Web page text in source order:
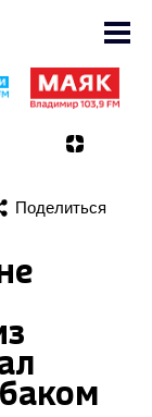
Поделиться